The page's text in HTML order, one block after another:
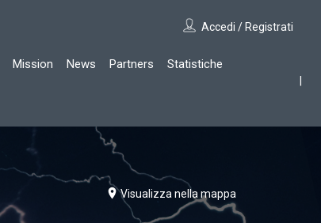
Accedi / Registrati
Mission News Partners Statistiche
Visualizza nella mappa